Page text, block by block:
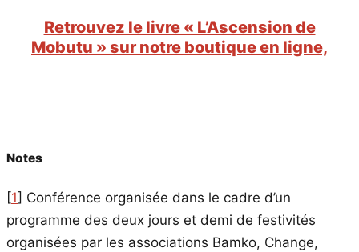
Retrouvez le livre « L’Ascension de
Mobutu » sur notre boutique en ligne,
Notes
[1] Conférence organisée dans le cadre d’un
programme des deux jours et demi de festivités
organisées par les associations Bamko, Change,